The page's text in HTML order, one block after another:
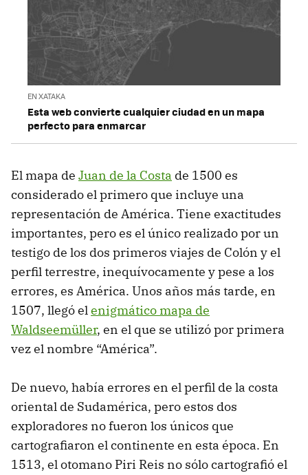
EN XATAKA
Esta web convierte cualquier ciudad en un mapa
perfecto para enmarcar
El mapa de Juan de la Costa de 1500 es
considerado el primero que incluye una
representación de América. Tiene exactitudes
importantes, pero es el único realizado por un
testigo de los dos primeros viajes de Colón y el
perfil terrestre, inequívocamente y pese a los
errores, es América. Unos años más tarde, en
1507, llegó elenigmático mapa de
Waldseemüller, en el que se utilizó por primera
vez el nombre “América”.
De nuevo, había errores en el perfil de la costa
oriental de Sudamérica, pero estos dos
exploradores no fueron los únicos que
cartografiaron el continente en esta época. En
1513, el otomano Piri Reis no sólo cartografió el